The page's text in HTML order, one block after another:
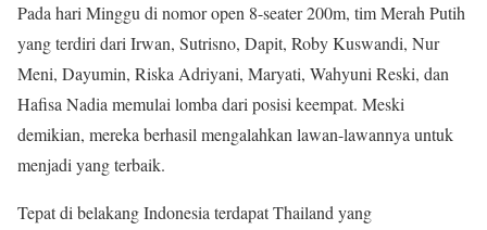
Pada hari Minggu di nomor open 8-seater 200m, tim Merah Putih
yang terdiri dari Irwan, Sutrisno, Dapit, Roby Kuswandi, Nur
Meni, Dayumin, Riska Adriyani, Maryati, Wahyuni Reski, dan
Hafisa Nadia memulai lomba dari posisi keempat. Meski
demikian, mereka berhasil mengalahkan lawan-lawannya untuk
menjadi yang terbaik.
Tepat di belakang Indonesia terdapat Thailand yang